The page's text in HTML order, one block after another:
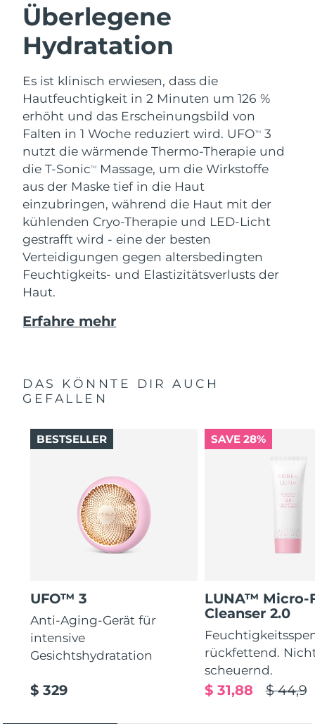
Überlegene
Hydratation
Es ist klinisch erwiesen, dass die
Hautfeuchtigkeit in 2 Minuten um 126 %
erhöht und das Erscheinungsbild von
Falten in 1 Woche reduziert wird. UFOTM
3
nutzt die wärmende Thermo-Therapie und
die T-SonicTM
Massage, um die Wirkstoffe
aus der Maske tief in die Haut
einzubringen, während die Haut mit der
kühlenden Cryo-Therapie und LED-Licht
gestrafft wird - eine der besten
Verteidigungen gegen altersbedingten
Feuchtigkeits- und Elastizitätsverlusts der
Haut.
Erfahre mehr
DAS KÖNNTE DIR AUCH
GEFALLEN
UFO™ 3
Anti-Aging-Gerät für
intensive
Gesichtshydratation
$ 329
BESTSELLER SAVE 28%
LUNA™ Micro-
Cleanser 2.0
rückfettend.
scheuernd.
$ 44,9
$ 31,88